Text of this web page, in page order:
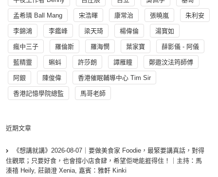
孟希璘 Ball Mang 宋浩暉 康常治 張曉嵐 朱利安
李錦鴻 李鑑峰 梁天琦 楊偉倫 湯寳如
瘋中三子 羅倫斯 羅海憫 葉家寶 薛影儀 - 阿儀
藍精靈 蝌蚪 許莎朗 譚雁瞳 鄭遨汶法筠師傅
阿銀 陳俊偉 香港催眠輔導中心 Tim Sir
香港記憶學院總監 馬哥老師
近期文章
《想講就講》2026-08-07｜要做美食家 Foodie，最緊要講真話，對得
住觀眾；只要好食，也會撐小店食肆，希望佢哋能捱得住！｜主持：馬
溱禧 Heily, 莊韻澄 Xenia, 嘉賓：雅軒 Kinki